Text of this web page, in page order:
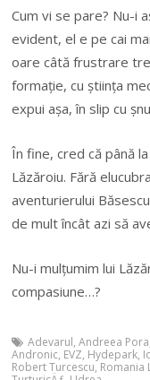
Cum vi se pare? Nu-i
evident, el e pe cai
oare câtă frustrare
formație, cu știința
expui așa, în slip cu
În fine, cred că până
Lăzăroiu. Fără
aventurierului
de mult încât azi să
Nu-i mulțumim lui
compasiune…?
Adevarul,Andreea Pora
Andronic, EVZ, Hydepark,
Robert Turcescu, Romania